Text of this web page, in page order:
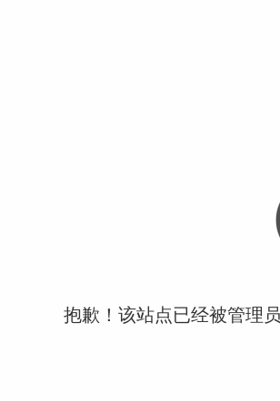
抱歉！该站点已经被管理